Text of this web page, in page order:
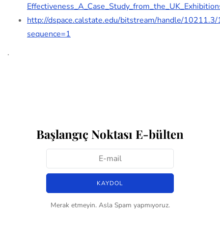
http://dspace.calstate.edu/bitstream/handle/
sequence=1
.
Başlangıç Noktası E-bülten
Merak etmeyin. Asla Spam yapmıyoruz.